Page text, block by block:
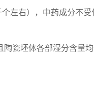
左右），中药成分不
坯体各部湿分含量